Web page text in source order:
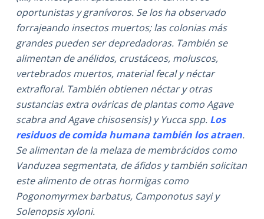
oportunistas y granívoros. Se los ha observado
forrajeando insectos muertos; las colonias más
grandes pueden ser depredadoras. También se
alimentan de anélidos, crustáceos, moluscos,
vertebrados muertos, material fecal y néctar
extrafloral. También obtienen néctar y otras
sustancias extra ováricas de plantas como Agave
scabra and Agave chisosensis) y Yucca spp. Los
residuos de comida humana también los atraen.​
Se alimentan de la melaza de membrácidos como
Vanduzea segmentata, de áfidos y también solicitan
este alimento de otras hormigas como
Pogonomyrmex barbatus, Camponotus sayi y
Solenopsis xyloni.